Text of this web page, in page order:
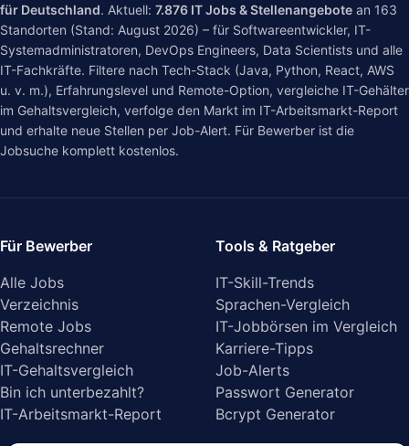
für Deutschland. Aktuell: 7.876 IT Jobs & Stellenangebote an 163
Standorten (Stand: August 2026) – für Softwareentwickler, IT-
Systemadministratoren, DevOps Engineers, Data Scientists und alle
IT-Fachkräfte. Filtere nach Tech-Stack (Java, Python, React, AWS
u. v. m.), Erfahrungslevel und Remote-Option, vergleiche IT-Gehälter
im Gehaltsvergleich, verfolge den Markt im IT-Arbeitsmarkt-Report
und erhalte neue Stellen per Job-Alert. Für Bewerber ist die
Jobsuche komplett kostenlos.
Für Bewerber
Alle Jobs
Verzeichnis
Remote Jobs
Gehaltsrechner
IT-Gehaltsvergleich
Bin ich unterbezahlt?
IT-Arbeitsmarkt-Report
Tools & Ratgeber
IT-Skill-Trends
Sprachen-Vergleich
IT-Jobbörsen im Vergleich
Karriere-Tipps
Job-Alerts
Passwort Generator
Bcrypt Generator